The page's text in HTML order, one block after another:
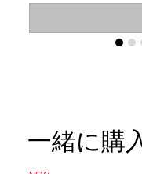
一緒に購